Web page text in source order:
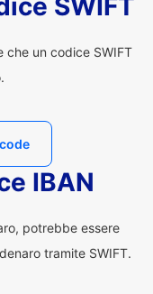
SWIFT
un codice SWIFT
IBAN
potrebbe essere
tramite SWIFT.